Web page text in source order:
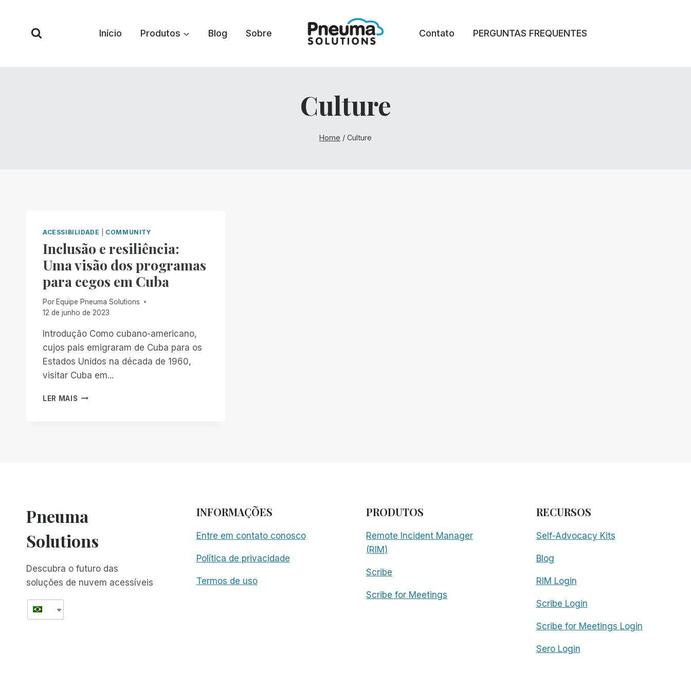
Início Produtos Blog Sobre Contato PERGUNTAS FREQUENTES
Culture
Home / Culture
ACESSIBILIDADE COMMUNITY
Inclusão e resiliência:
Uma visão dos programas
para cegos em Cuba
PorEquipe Pneuma Solutions
12 de junho de 2023
Introdução Como cubano-americano,
cujos pais emigraram de Cuba para os
Estados Unidos na década de 1960,
visitar Cuba em...
LER MAIS INCLUSÃO
Pneuma
Solutions
Descubra o futuro das
soluções de nuvem acessíveis
INFORMAÇÕES
Entre em contato conosco
Política de privacidade
Termos de uso
PRODUTOS
Remote Incident Manager
(RIM)
Scribe
Scribe for Meetings
RECURSOS
Self-Advocacy Kits
Blog
RIM Login
Scribe Login
Scribe for Meetings Login
Sero Login